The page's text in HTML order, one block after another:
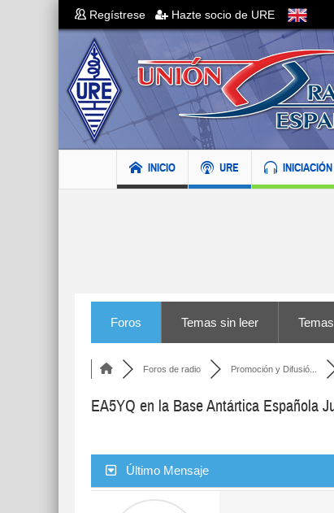
Regístrese Hazte socio de URE
INICIO URE INICIACIÓN
Foros Temas sin leer
Foros de radio Promoción y Difusió...
EA5YQ en la Base Antártica Española
Último Mensaje